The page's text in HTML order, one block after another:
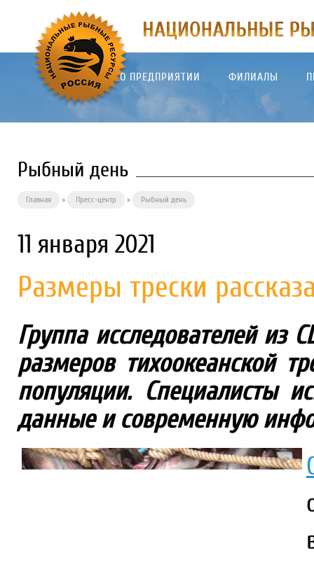
О ПРЕДПРИЯТИИ ФИЛИАЛЫ
Рыбный день
Главная » Пресс-центр » Рыбный день
11 января 2021
Размеры трески
Группа исследователей из
размеров тихоокеанской
популяции. Специалисты
данные и современную